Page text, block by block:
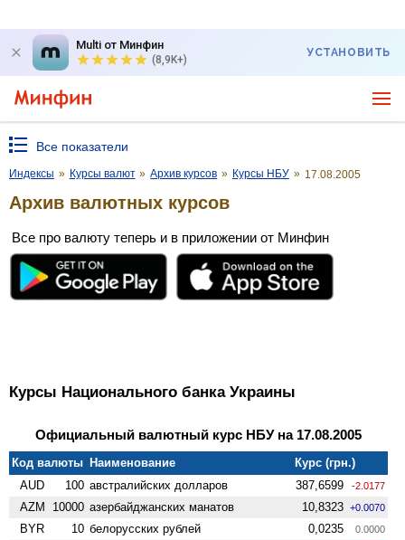
Multi от Минфин
(8,9K+)
УСТАНОВИТЬ
Все показатели
Индексы » Курсы валют » Архив курсов » Курсы НБУ » 17.08.2005
Архив валютных курсов
Все про валюту теперь и в приложении от Минфин
Курсы Национального банка Украины
Официальный валютный курс НБУ на 17.08.2005
Код валюты Наименование
Курс (грн.)
AUD
100 австралийских долларов 387,6599 -2.0177
AZM 10000 азербайджанских манатов 10,8323 +0.0070
BYR 10 белорусских рублей 0,0235 0.0000